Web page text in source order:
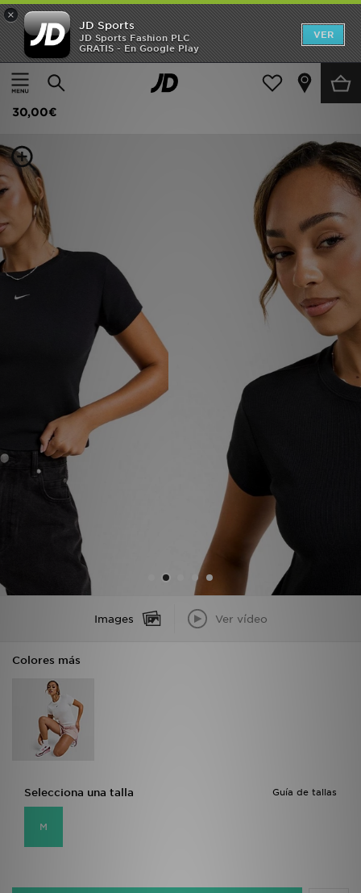
×
JD Sports
JD Sports Fashion PLC
GRATIS - En Google Play
VER
Página principal
Mujer Ropa de mujer Camisetas
Nike Camiseta Ribbed Slim
30,00€
Images Ver vídeo
Colores más
Guía de tallas
Selecciona una talla
M
Hombre
Mujer
Estilo
Ver Marcas
Deportes & Fitness
TARJETA REGALO